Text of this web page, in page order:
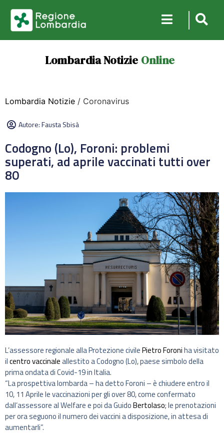
Lombardia Notizie Online
Lombardia Notizie / Coronavirus
Autore:Fausta Sbisà
Codogno (Lo), Foroni: problemi
superati, ad aprile vaccinati tutti over
80
L’assessore regionale alla Protezione civilePietro Foroniha visitato
ilcentro vaccinaleallestito a Codogno (Lo), paese simbolo della
prima ondata di Covid-19 in Italia.
“La prospettiva lombarda – ha detto Foroni – è chiudere entro il
10, 11 Aprile le vaccinazioni per gli over 80, come confermato
dall’assessore al Welfare e poi da GuidoBertolaso; le prenotazioni
per ora seguono il numero dei vaccini a disposizione, in attesa di
aumentarli”.